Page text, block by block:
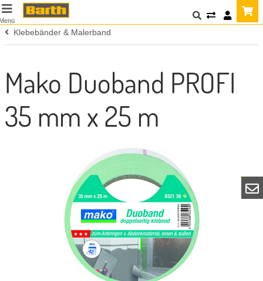
Klebebänder & Malerband
Mako Duoband PROFI
35 mm x 25 m